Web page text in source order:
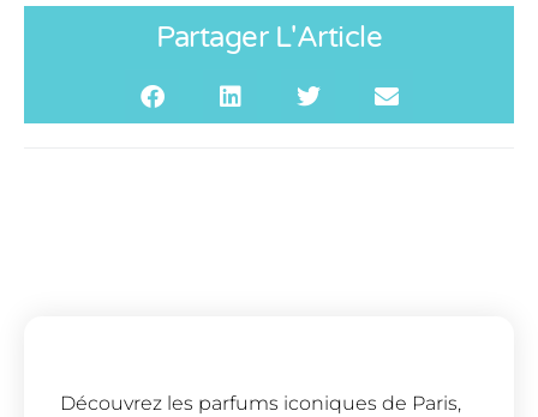
Partager L'Article
Découvrez les parfums iconiques de Paris,